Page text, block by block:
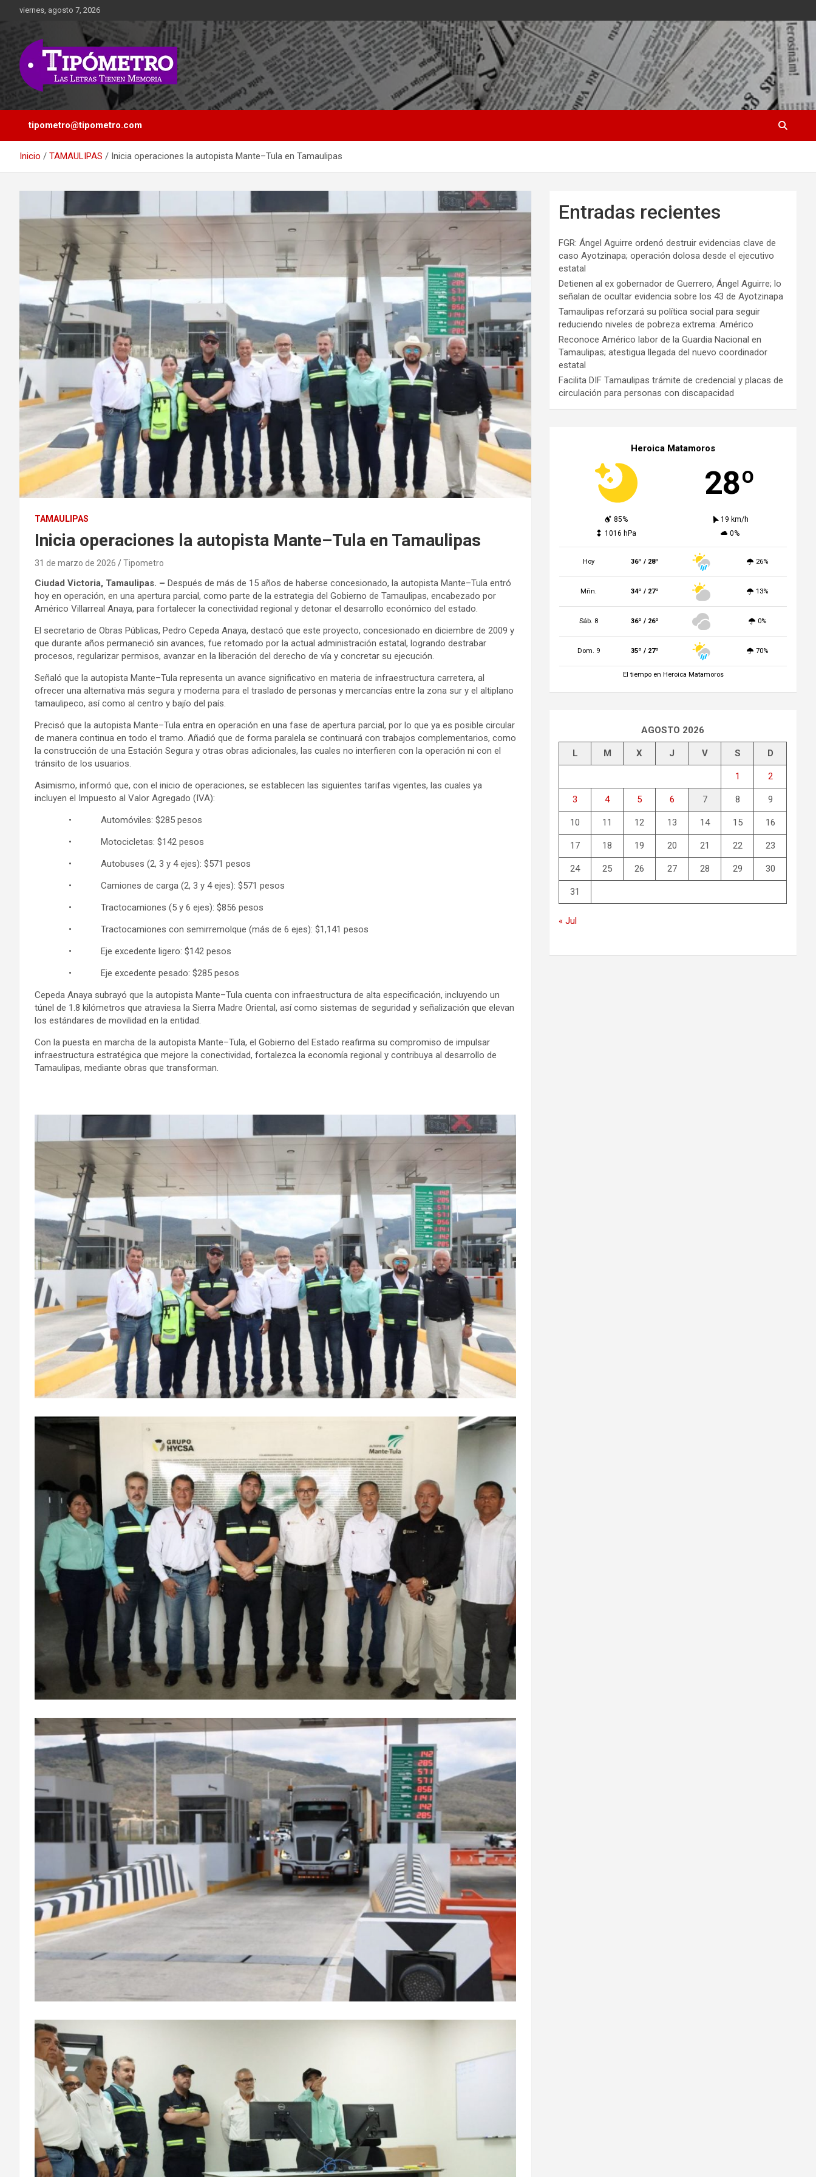
viernes, agosto 7, 2026
Tipometro
Las Letras Tienen Memoria
tipometro@tipometro.com
Inicio TAMAULIPAS Inicia operaciones la autopista Mante–Tula en Tamaulipas
TAMAULIPAS
Inicia operaciones la autopista Mante–Tula en Tamaulipas
31 de marzo de 2026 Tipometro
Ciudad Victoria, Tamaulipas. – Después de más de 15 años de haberse concesionado, la autopista Mante–Tula entró
hoy en operación, en una apertura parcial, como parte de la estrategia del Gobierno de Tamaulipas, encabezado por
Américo Villarreal Anaya, para fortalecer la conectividad regional y detonar el desarrollo económico del estado.
El secretario de Obras Públicas, Pedro Cepeda Anaya, destacó que este proyecto, concesionado en diciembre de 2009 y
que durante años permaneció sin avances, fue retomado por la actual administración estatal, logrando destrabar
procesos, regularizar permisos, avanzar en la liberación del derecho de vía y concretar su ejecución.
Señaló que la autopista Mante–Tula representa un avance significativo en materia de infraestructura carretera, al
ofrecer una alternativa más segura y moderna para el traslado de personas y mercancías entre la zona sur y el altiplano
tamaulipeco, así como al centro y bajío del país.
Precisó que la autopista Mante–Tula entra en operación en una fase de apertura parcial, por lo que ya es posible circular
de manera continua en todo el tramo. Añadió que de forma paralela se continuará con trabajos complementarios, como
la construcción de una Estación Segura y otras obras adicionales, las cuales no interfieren con la operación ni con el
tránsito de los usuarios.
Asimismo, informó que, con el inicio de operaciones, se establecen las siguientes tarifas vigentes, las cuales ya
incluyen el Impuesto al Valor Agregado (IVA):
• Automóviles: $285 pesos
• Motocicletas: $142 pesos
• Autobuses (2, 3 y 4 ejes): $571 pesos
• Camiones de carga (2, 3 y 4 ejes): $571 pesos
• Tractocamiones (5 y 6 ejes): $856 pesos
• Tractocamiones con semirremolque (más de 6 ejes): $1,141 pesos
• Eje excedente ligero: $142 pesos
• Eje excedente pesado: $285 pesos
Cepeda Anaya subrayó que la autopista Mante–Tula cuenta con infraestructura de alta especificación, incluyendo un
túnel de 1.8 kilómetros que atraviesa la Sierra Madre Oriental, así como sistemas de seguridad y señalización que elevan
los estándares de movilidad en la entidad.
Con la puesta en marcha de la autopista Mante–Tula, el Gobierno del Estado reafirma su compromiso de impulsar
infraestructura estratégica que mejore la conectividad, fortalezca la economía regional y contribuya al desarrollo de
Tamaulipas, mediante obras que transforman.
Entradas recientes
FGR: Ángel Aguirre ordenó destruir evidencias clave de
caso Ayotzinapa; operación dolosa desde el ejecutivo
estatal
Detienen al ex gobernador de Guerrero, Ángel Aguirre; lo
señalan de ocultar evidencia sobre los 43 de Ayotzinapa
Tamaulipas reforzará su política social para seguir
reduciendo niveles de pobreza extrema: Américo
Reconoce Américo labor de la Guardia Nacional en
Tamaulipas; atestigua llegada del nuevo coordinador
estatal
Facilita DIF Tamaulipas trámite de credencial y placas de
circulación para personas con discapacidad
Heroica Matamoros
28º
85%
19 km/h
1016 hPa
0%
Hoy 36º / 28º 26%
Mñn. 34º / 27º 13%
Sáb. 8 36º / 26º 0%
Dom. 9 35º / 27º 70%
El tiempo en Heroica Matamoros
AGOSTO 2026
L M X J V S D
1 2
3 4 5 6 7 8 9
10 11 12 13 14 15 16
17 18 19 20 21 22 23
24 25 26 27 28 29 30
31
« Jul